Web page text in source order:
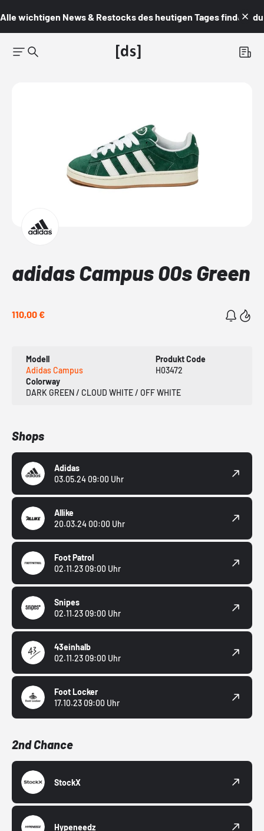
Alle wichtigen News & Restocks des heutigen Tages findest du
adidas Campus 00s Green
110,00 €
Modell
Adidas Campus
Produkt Code
H03472
Colorway
DARK GREEN / CLOUD WHITE / OFF WHITE
Shops
Adidas
03.05.24 09:00 Uhr
Allike
20.03.24 00:00 Uhr
Foot Patrol
02.11.23 09:00 Uhr
Snipes
02.11.23 09:00 Uhr
43einhalb
02.11.23 09:00 Uhr
Foot Locker
17.10.23 09:00 Uhr
2nd Chance
StockX
Hypeneedz